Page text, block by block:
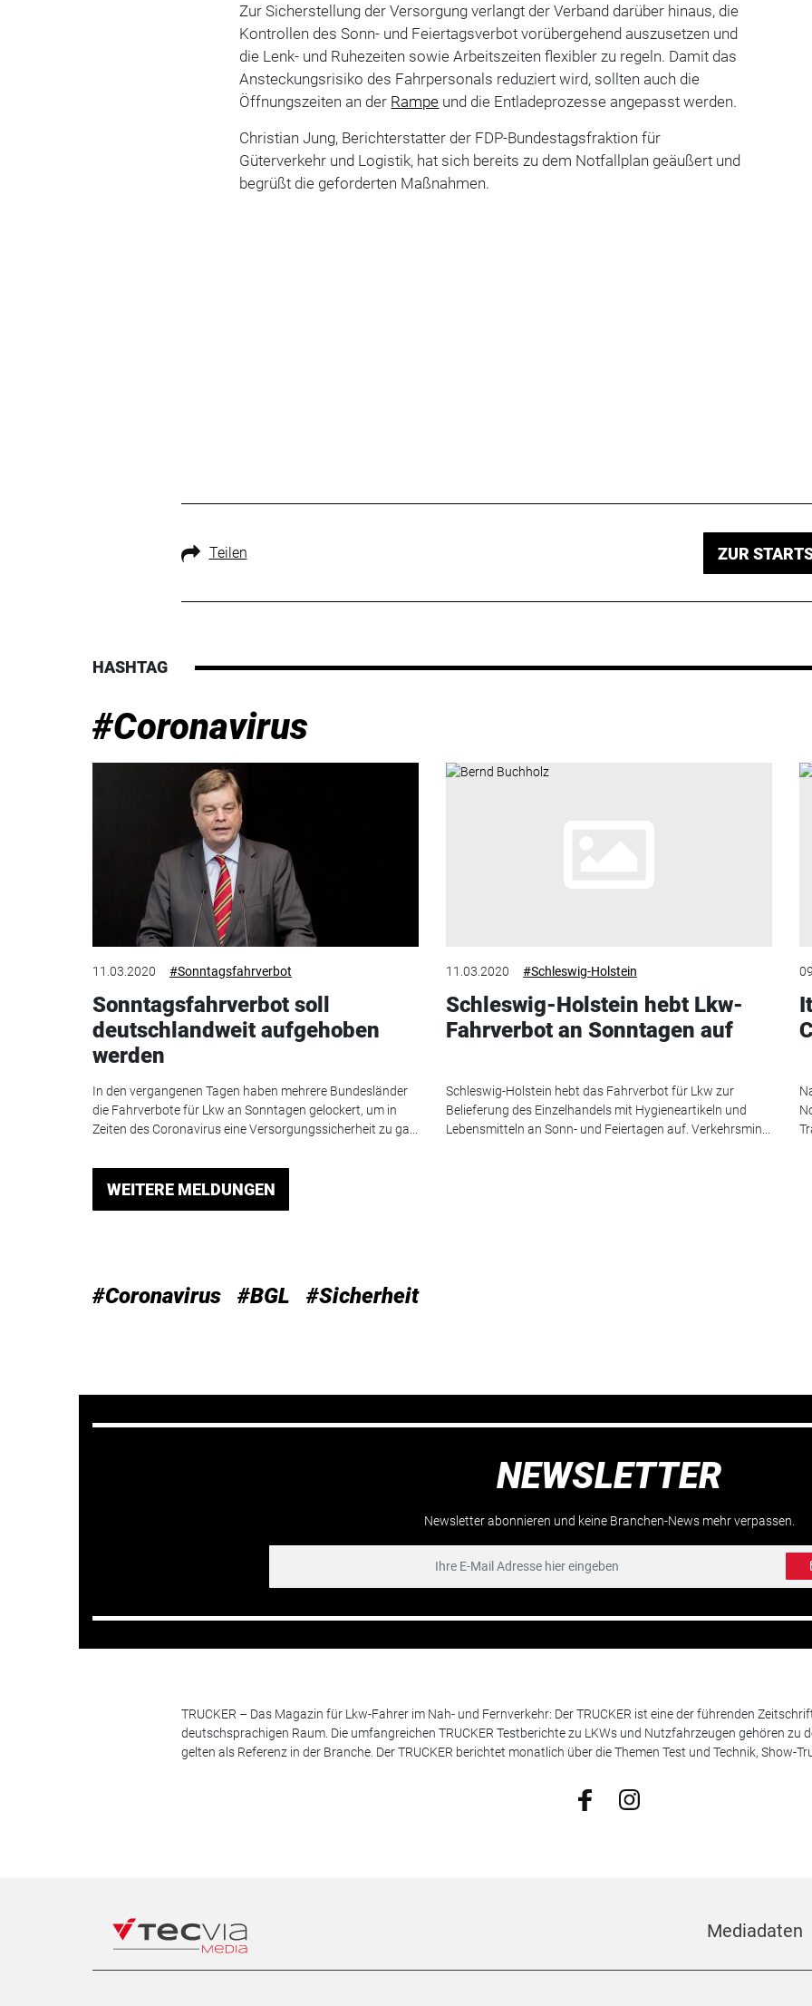
Zur Sicherstellung der Versorgung verlangt der Verband darüber hinaus, die
Kontrollen des Sonn- und Feiertagsverbot vorübergehend auszusetzen und
die Lenk- und Ruhezeiten sowie Arbeitszeiten flexibler zu regeln. Damit das
Ansteckungsrisiko des Fahrpersonals reduziert wird, sollten auch die
Öffnungszeiten an der Rampe und die Entladeprozesse angepasst werden.
Christian Jung, Berichterstatter der FDP-Bundestagsfraktion für
Güterverkehr und Logistik, hat sich bereits zu dem Notfallplan geäußert und
begrüßt die geforderten Maßnahmen.
Teilen ZUR
HASHTAG
#Coronavirus
11.03.2020 #Sonntagsfahrverbot
Sonntagsfahrverbot soll
deutschlandweit aufgehoben
werden
In den vergangenen Tagen haben mehrere Bundesländer
die Fahrverbote für Lkw an Sonntagen gelockert, um in
Zeiten des Coronavirus eine Versorgungssicherheit zu ga...
11.03.2020 #Schleswig-Holstein
Schleswig-Holstein hebt Lkw-
Fahrverbot an Sonntagen auf
Schleswig-Holstein hebt das Fahrverbot für Lkw zur
Belieferung des Einzelhandels mit Hygieneartikeln und
Lebensmitteln an Sonn- und Feiertagen auf. Verkehrsmin...
WEITERE MELDUNGEN
#Coronavirus #BGL #Sicherheit
NEWSLETTER
Newsletter abonnieren und keine Branchen-News mehr verpassen.
TRUCKER – Das Magazin für Lkw-Fahrer im Nah- und Fernverkehr: Der TRUCKER ist eine der führenden
deutschsprachigen Raum. Die umfangreichen TRUCKER Testberichte zu LKWs und Nutzfahrzeugen gehören zu
gelten als Referenz in der Branche. Der TRUCKER berichtet monatlich über die Themen Test und Technik, Show-
Mediadaten